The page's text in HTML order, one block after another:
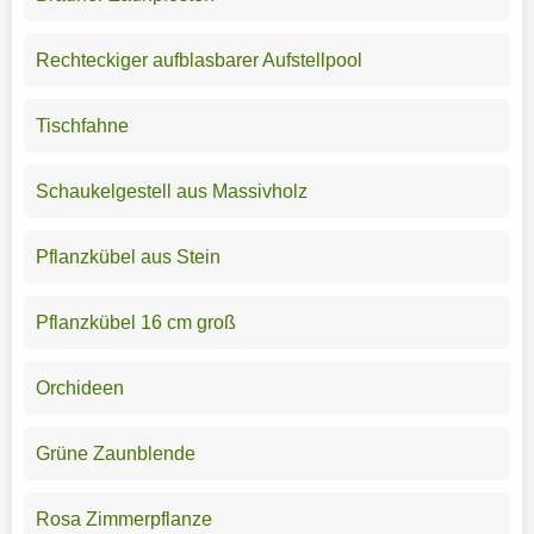
Rechteckiger aufblasbarer Aufstellpool
Tischfahne
Schaukelgestell aus Massivholz
Pflanzkübel aus Stein
Pflanzkübel 16 cm groß
Orchideen
Grüne Zaunblende
Rosa Zimmerpflanze